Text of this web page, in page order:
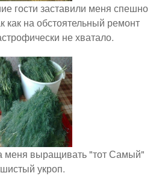
гости заставили меня спешно
как на обстоятельный ремонт
не хватало.
меня выращивать "тот Самый"
укроп.